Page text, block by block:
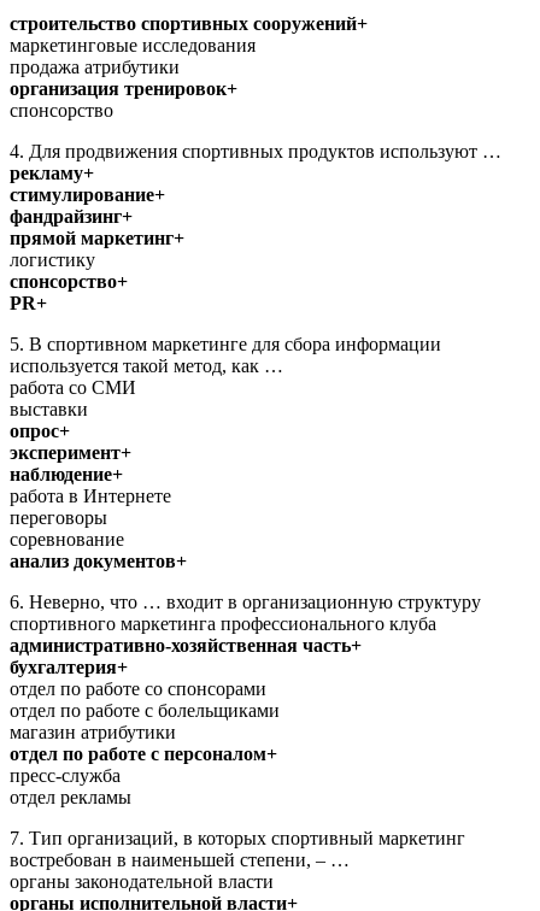
строительство спортивных сооружений+
маркетинговые исследования
продажа атрибутики
организация тренировок+
спонсорство
4. Для продвижения спортивных продуктов используют …
рекламу+
стимулирование+
фандрайзинг+
прямой маркетинг+
логистику
спонсорство+
PR+
5. В спортивном маркетинге для сбора информации
используется такой метод, как …
работа со СМИ
выставки
опрос+
эксперимент+
наблюдение+
работа в Интернете
переговоры
соревнование
анализ документов+
6. Неверно, что … входит в организационную структуру
спортивного маркетинга профессионального клуба
административно-хозяйственная часть+
бухгалтерия+
отдел по работе со спонсорами
отдел по работе с болельщиками
магазин атрибутики
отдел по работе с персоналом+
пресс-служба
отдел рекламы
7. Тип организаций, в которых спортивный маркетинг
востребован в наименьшей степени, – …
органы законодательной власти
органы исполнительной власти+